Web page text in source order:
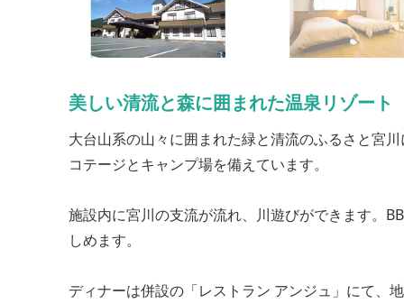
美しい清流と森に囲まれた温泉リゾート
大台山系の山々に囲まれた緑と清流のふるさと宮
コテージとキャンプ場を備えています。
施設内に宮川の支流が流れ、川遊びができます。
しめます。
ディナーは併設の「レストラン アンジュ」にて、